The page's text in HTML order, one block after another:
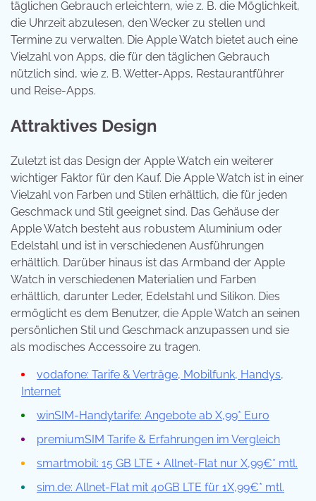
täglichen Gebrauch erleichtern, wie z. B. die Möglichkeit,
die Uhrzeit abzulesen, den Wecker zu stellen und
Termine zu verwalten. Die Apple Watch bietet auch eine
Vielzahl von Apps, die für den täglichen Gebrauch
nützlich sind, wie z. B. Wetter-Apps, Restaurantführer
und Reise-Apps.
Attraktives Design
Zuletzt ist das Design der Apple Watch ein weiterer
wichtiger Faktor für den Kauf. Die Apple Watch ist in einer
Vielzahl von Farben und Stilen erhältlich, die für jeden
Geschmack und Stil geeignet sind. Das Gehäuse der
Apple Watch besteht aus robustem Aluminium oder
Edelstahl und ist in verschiedenen Ausführungen
erhältlich. Darüber hinaus ist das Armband der Apple
Watch in verschiedenen Materialien und Farben
erhältlich, darunter Leder, Edelstahl und Silikon. Dies
ermöglicht es dem Benutzer, die Apple Watch an seinen
persönlichen Stil und Geschmack anzupassen und sie
als modisches Accessoire zu tragen.
vodafone: Tarife & Verträge, Mobilfunk, Handys,
Internet
winSIM-Handytarife: Angebote ab X,99* Euro
premiumSIM Tarife & Erfahrungen im Vergleich
smartmobil: 15 GB LTE + Allnet-Flat nur X,99€* mtl.
sim.de: Allnet-Flat mit 40GB LTE für 1X,99€* mtl.